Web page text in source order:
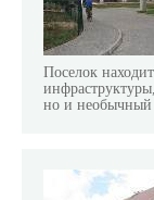
Поселок
но и